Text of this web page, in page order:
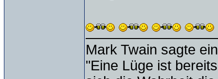
Mark Twain sagte
"Eine Lüge ist